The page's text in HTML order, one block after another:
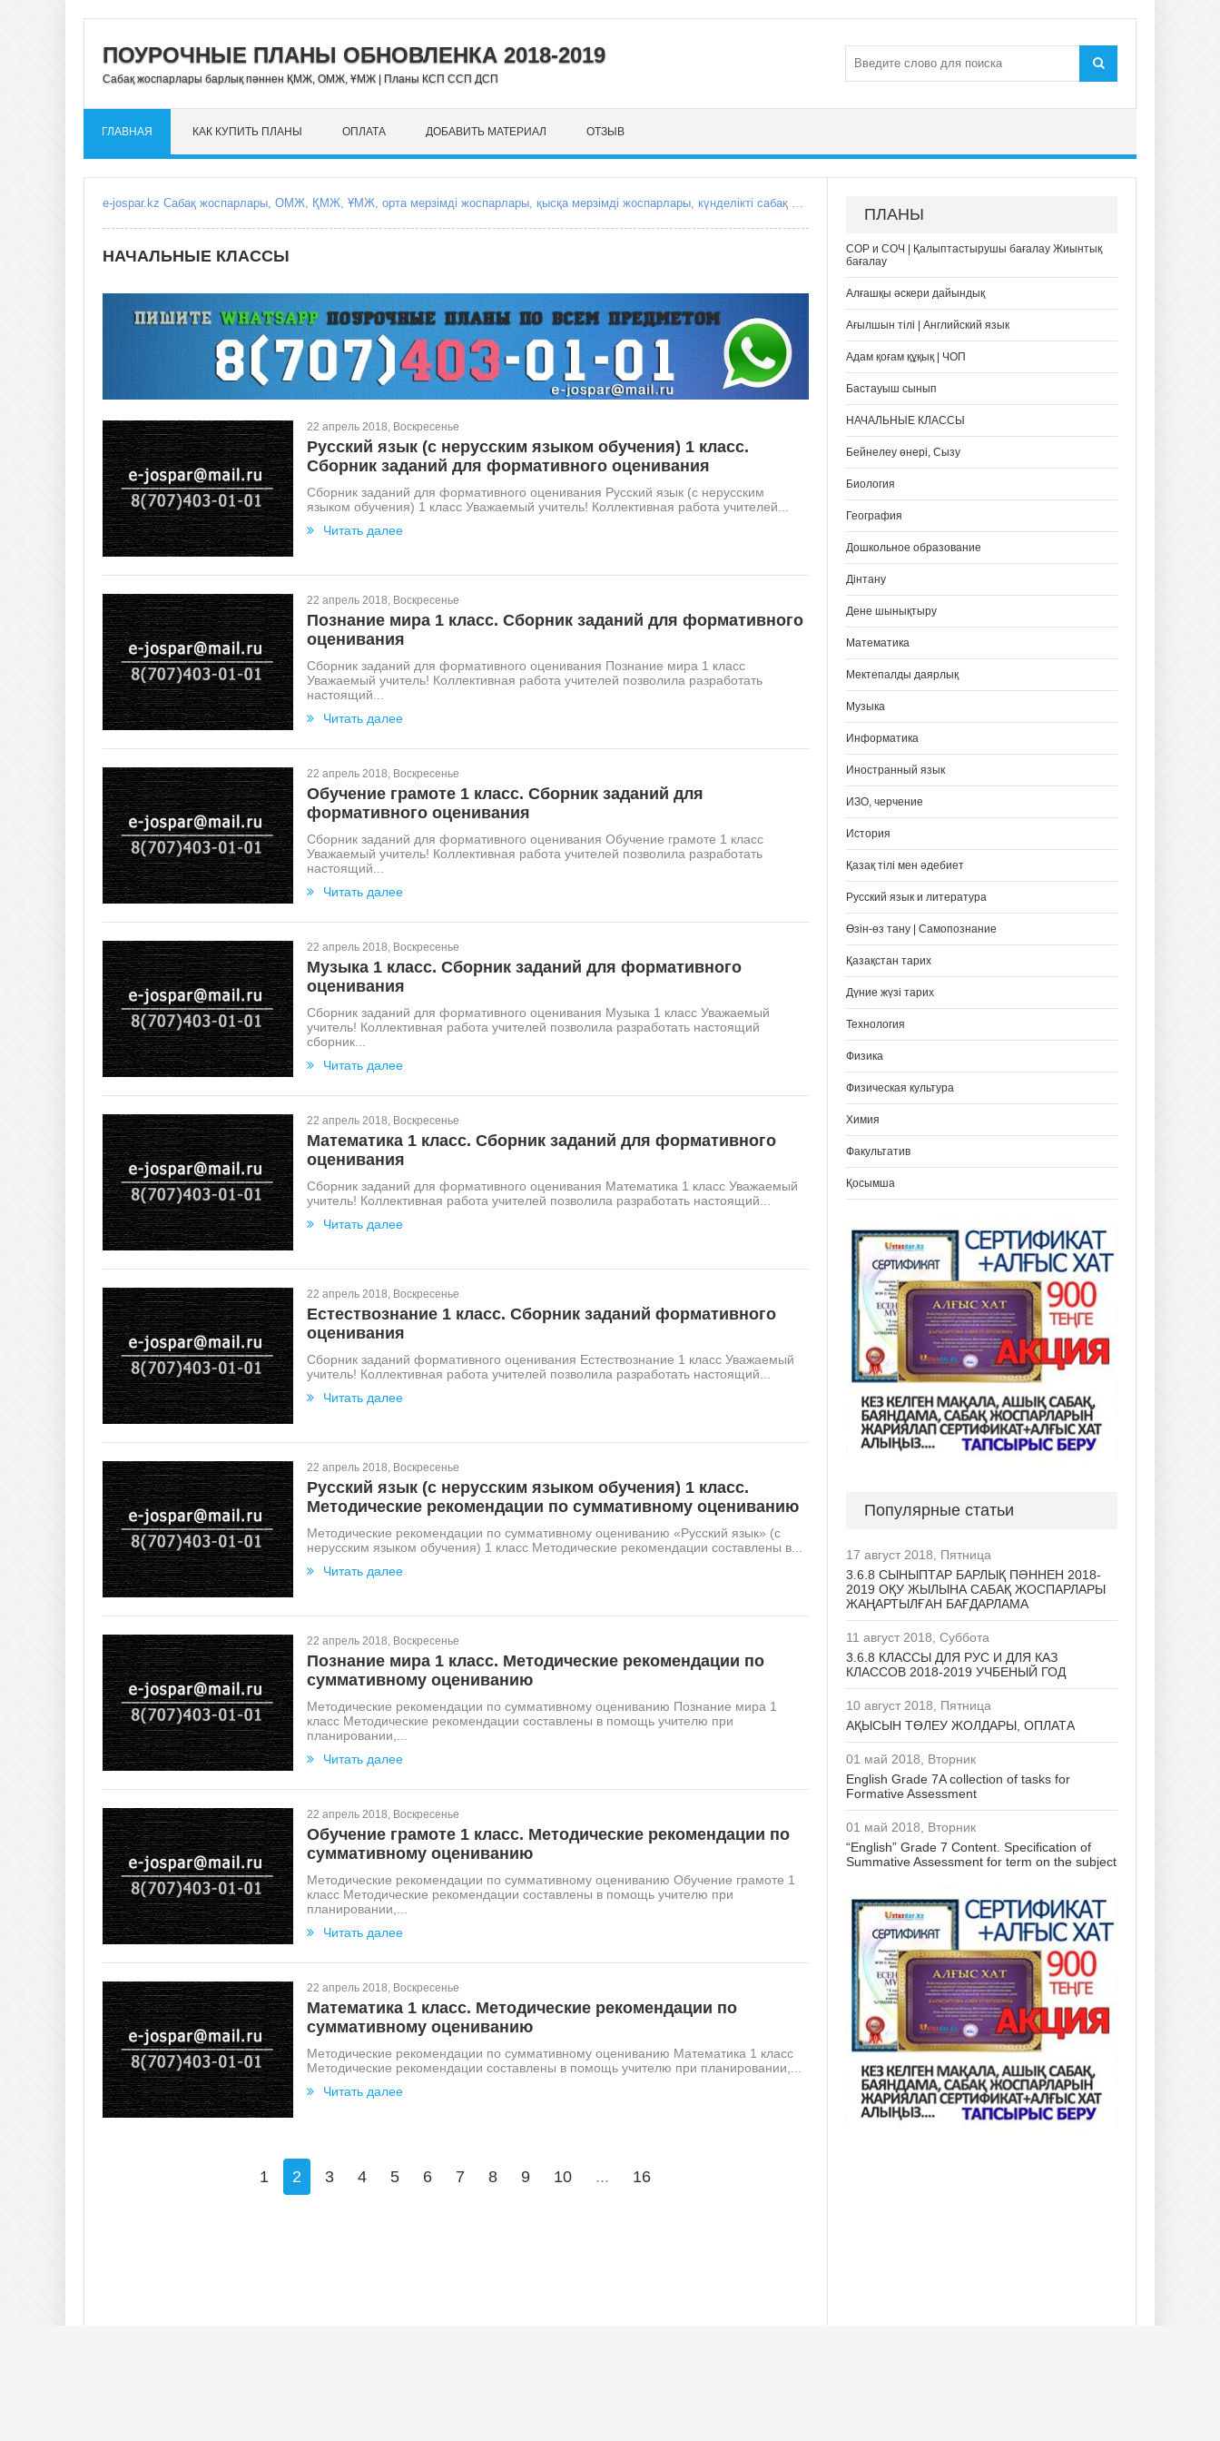
ПОУРОЧНЫЕ ПЛАНЫ ОБНОВЛЕНКА 2018-2019
Сабақ жоспарлары барлық пәннен ҚМЖ, ОМЖ, ҰМЖ | Планы КСП ССП ДСП
ГЛАВНАЯ КАК КУПИТЬ ПЛАНЫ ОПЛАТА ДОБАВИТЬ МАТЕРИАЛ ОТЗЫВ
e-jospar.kz Сабақ жоспарлары, ОМЖ, ҚМЖ, ҰМЖ, орта мерзімді жоспарлары, қысқа мерзімді жоспарлары, күнделікті сабақ жоспарлары, Поурочные планы, КСП, ССП, среднесрочное планирование, краткосрочные планирование, краткосрочный план, среднесрочный план, поурочные планы уроков, ежоспар.кз, ejospar.kz
НАЧАЛЬНЫЕ КЛАССЫ
22 апрель 2018, Воскресенье
Русский язык (с нерусским языком обучения) 1 класс.
Сборник заданий для формативного оценивания
Сборник заданий для формативного оценивания Русский язык (с нерусским
языком обучения) 1 класс Уважаемый учитель! Коллективная работа учителей...
Читать далее
22 апрель 2018, Воскресенье
Познание мира 1 класс. Сборник заданий для формативного
оценивания
Сборник заданий для формативного оценивания Познание мира 1 класс
Уважаемый учитель! Коллективная работа учителей позволила разработать
настоящий...
Читать далее
22 апрель 2018, Воскресенье
Обучение грамоте 1 класс. Сборник заданий для
формативного оценивания
Сборник заданий для формативного оценивания Обучение грамоте 1 класс
Уважаемый учитель! Коллективная работа учителей позволила разработать
настоящий...
Читать далее
22 апрель 2018, Воскресенье
Музыка 1 класс. Сборник заданий для формативного
оценивания
Сборник заданий для формативного оценивания Музыка 1 класс Уважаемый
учитель! Коллективная работа учителей позволила разработать настоящий
сборник...
Читать далее
22 апрель 2018, Воскресенье
Математика 1 класс. Сборник заданий для формативного
оценивания
Сборник заданий для формативного оценивания Математика 1 класс Уважаемый
учитель! Коллективная работа учителей позволила разработать настоящий...
Читать далее
22 апрель 2018, Воскресенье
Естествознание 1 класс. Сборник заданий формативного
оценивания
Сборник заданий формативного оценивания Естествознание 1 класс Уважаемый
учитель! Коллективная работа учителей позволила разработать настоящий...
Читать далее
22 апрель 2018, Воскресенье
Русский язык (с нерусским языком обучения) 1 класс.
Методические рекомендации по суммативному оцениванию
Методические рекомендации по суммативному оцениванию «Русский язык» (с
нерусским языком обучения) 1 класс Методические рекомендации составлены в...
Читать далее
22 апрель 2018, Воскресенье
Познание мира 1 класс. Методические рекомендации по
суммативному оцениванию
Методические рекомендации по суммативному оцениванию Познание мира 1
класс Методические рекомендации составлены в помощь учителю при
планировании,...
Читать далее
22 апрель 2018, Воскресенье
Обучение грамоте 1 класс. Методические рекомендации по
суммативному оцениванию
Методические рекомендации по суммативному оцениванию Обучение грамоте 1
класс Методические рекомендации составлены в помощь учителю при
планировании,...
Читать далее
22 апрель 2018, Воскресенье
Математика 1 класс. Методические рекомендации по
суммативному оцениванию
Методические рекомендации по суммативному оцениванию Математика 1 класс
Методические рекомендации составлены в помощь учителю при планировании,...
Читать далее
1 2 3 4 5 6 7 8 9 10 ... 16
ПЛАНЫ
СОР и СОЧ | Қалыптастырушы бағалау Жиынтық
бағалау
Алғашқы әскери дайындық
Ағылшын тілі | Английский язык
Адам қоғам құқық | ЧОП
Бастауыш сынып
НАЧАЛЬНЫЕ КЛАССЫ
Бейнелеу өнері, Сызу
Биология
География
Дошкольное образование
Дінтану
Дене шынықтыру
Математика
Мектепалды даярлық
Музыка
Информатика
Иностранный язык
ИЗО, черчение
История
Қазақ тілі мен әдебиет
Русский язык и литература
Өзін-өз тану | Самопознание
Қазақстан тарих
Дүние жүзі тарих
Технология
Физика
Физическая культура
Химия
Факультатив
Қосымша
Популярные статьи
17 август 2018, Пятница
3.6.8 СЫНЫПТАР БАРЛЫҚ ПӘННЕН 2018-
2019 ОҚУ ЖЫЛЫНА САБАҚ ЖОСПАРЛАРЫ
ЖАҢАРТЫЛҒАН БАҒДАРЛАМА
11 август 2018, Суббота
3.6.8 КЛАССЫ ДЛЯ РУС И ДЛЯ КАЗ
КЛАССОВ 2018-2019 УЧБЕНЫЙ ГОД
10 август 2018, Пятница
АҚЫСЫН ТӨЛЕУ ЖОЛДАРЫ, ОПЛАТА
01 май 2018, Вторник
English Grade 7A collection of tasks for
Formative Assessment
01 май 2018, Вторник
“English” Grade 7 Content. Specification of
Summative Assessment for term on the subject